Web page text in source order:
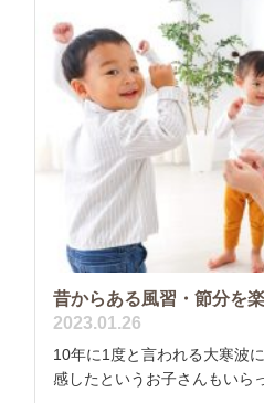
昔からある風習・節分を
2023.01.26
10年に1度と言われる大寒波
感したというお子さんもいら